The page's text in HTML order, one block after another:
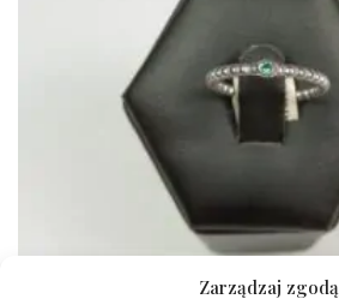
Zarządzaj zgodą